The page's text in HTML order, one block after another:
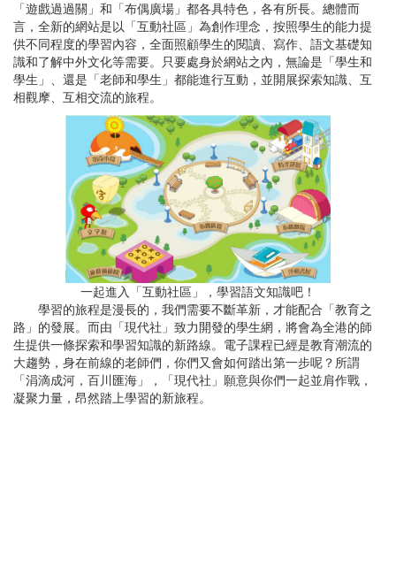
「遊戲過過關」和「布偶廣場」都各具特色，各有所長。總體而
言，全新的網站是以「互動社區」為創作理念，按照學生的能力提
供不同程度的學習內容，全面照顧學生的閱讀、寫作、語文基礎知
識和了解中外文化等需要。只要處身於網站之內，無論是「學生和
學生」、還是「老師和學生」都能進行互動，並開展探索知識、互
相觀摩、互相交流的旅程。
一起進入「互動社區」，學習語文知識吧！
學習的旅程是漫長的，我們需要不斷革新，才能配合「教育之
路」的發展。而由「現代社」致力開發的學生網，將會為全港的師
生提供一條探索和學習知識的新路線。電子課程已經是教育潮流的
大趨勢，身在前線的老師們，你們又會如何踏出第一步呢？所謂
「涓滴成河，百川匯海」，「現代社」願意與你們一起並肩作戰，
凝聚力量，昂然踏上學習的新旅程。